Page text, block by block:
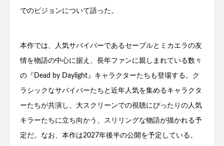
でのビジョンについて語った。
本作では、人気サバイバーであるセーブルとミカエラの友
情を物語の中心に据え、長年ファンに親しまれている数々
の『Dead by Daylight』キャラクターたちも登場する。ク
ラシックなサバイバーたちと近年人気を集めるキャラクタ
ーたちが共演し、大スクリーンでの視聴にぴったりの人気
キラーたちに立ち向かう、スリリングな物語が描かれる予
定だ。なお、本作は2027年後半の公開を予定している。